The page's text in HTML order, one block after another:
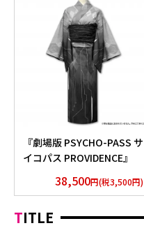
『劇場版 PSYCHO-PASS サ
イコパス PROVIDENCE』
38,500円(税3,500円)
TITLE